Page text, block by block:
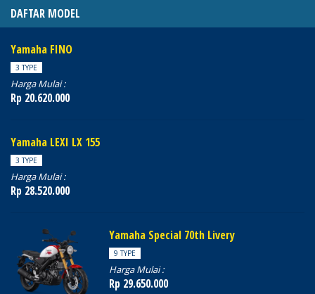
DAFTAR MODEL
Yamaha FINO
3 TYPE
Harga Mulai :
Rp 20.620.000
Yamaha LEXI LX 155
3 TYPE
Harga Mulai :
Rp 28.520.000
Yamaha Special 70th Livery
9 TYPE
Harga Mulai :
Rp 29.650.000